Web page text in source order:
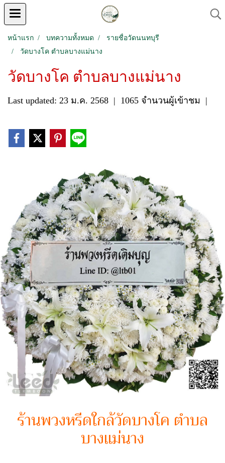
หน้าแรก บทความทั้งหมด
รายชื่อวัดนนทบุรี
วัดบางโค ตำบลบางแม่นาง
วัดบางโค ตำบลบางแม่นาง
Last updated: 23 ม.ค. 2568 | 1065 จำนวนผู้เข้าชม |
ร้านพวงหรีดใกล้วัดบางโค ตำบล
บางแม่นาง